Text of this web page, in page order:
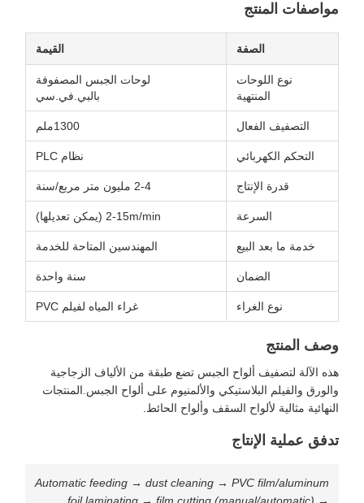
مواصفات المنتج
الصفة القيمة
نوع اللوحات
المنتهية
لوحات الجبس المصفوفة
بالبي.في.سي
التصفيف الفعال 1300ملم
التحكم الكهربائي نظام PLC
قدرة الإنتاج 2-4 مليون متر مربع/سنة
السرعة 2-15m/min (يمكن تعديلها)
خدمة ما بعد البيع المهندسين المتاحة للخدمة
الضمان سنة واحدة
نوع الغراء غراء المياه لفيلم PVC
وصف المنتج
هذه الآلة لتصفيف ألواح الجبس تضع طبقة من الألياف الزجاجية
والورق والفيلم البلاستيكي والألمنيوم على ألواح الجبس.المنتجات
النهائية مثالية لألواح السقف وألواح الحائط.
تدفق عملية الإنتاج
Automatic feeding → dust cleaning → PVC film/aluminum